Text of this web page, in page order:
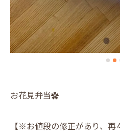
お花見弁当✿
【※お値段の修正があり、再